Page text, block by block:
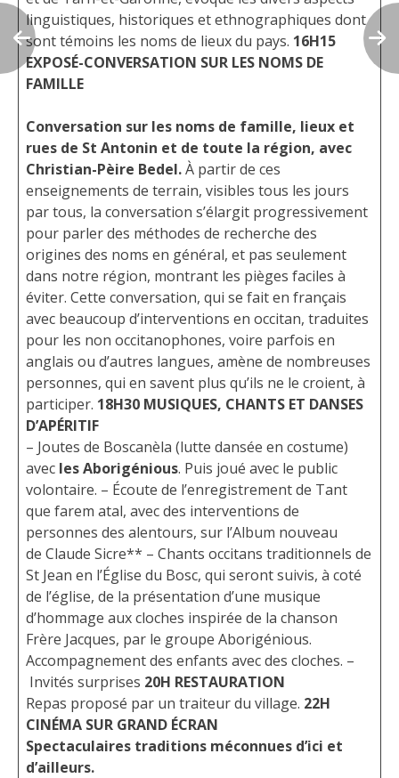
linguistiques, historiques et ethnographiques dont
sont témoins les noms de lieux du pays. 16H15
EXPOSÉ-CONVERSATION SUR LES NOMS DE
FAMILLE
Conversation sur les noms de famille, lieux et
rues de St Antonin et de toute la région, avec
Christian-Pèire Bedel.À partir de ces
enseignements de terrain, visibles tous les jours
par tous, la conversation s’élargit progressivement
pour parler des méthodes de recherche des
origines des noms en général, et pas seulement
dans notre région, montrant les pièges faciles à
éviter. Cette conversation, qui se fait en français
avec beaucoup d’interventions en occitan, traduites
pour les non occitanophones, voire parfois en
anglais ou d’autres langues, amène de nombreuses
personnes, qui en savent plus qu’ils ne le croient, à
participer. 18H30 MUSIQUES, CHANTS ET DANSES
D’APÉRITIF
– Joutes de Boscanèla (lutte dansée en costume)
avec lesAborigénious. Puis joué avec le public
volontaire. – Écoute de l’enregistrement de Tant
que farem atal, avec des interventions de
personnes des alentours, sur l’Album nouveau
de Claude Sicre** – Chants occitans traditionnels de
St Jean en l’Église du Bosc, qui seront suivis, à coté
de l’église, de la présentation d’une musique
d’hommage aux cloches inspirée de la chanson
Frère Jacques, par le groupe Aborigénious.
Accompagnement des enfants avec des cloches. –
Invités surprises 20H RESTAURATION
Repas proposé par un traiteur du village. 22H
CINÉMA SUR GRAND ÉCRAN
Spectaculaires traditions méconnues d’ici et
d’ailleurs.